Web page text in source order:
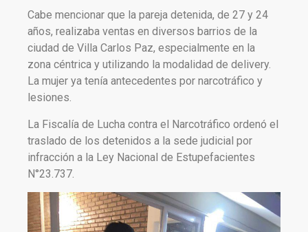
Cabe mencionar que la pareja detenida, de 27 y 24
años, realizaba ventas en diversos barrios de la
ciudad de Villa Carlos Paz, especialmente en la
zona céntrica y utilizando la modalidad de delivery.
La mujer ya tenía antecedentes por narcotráfico y
lesiones.
La Fiscalía de Lucha contra el Narcotráfico ordenó el
traslado de los detenidos a la sede judicial por
infracción a la Ley Nacional de Estupefacientes
N°23.737.